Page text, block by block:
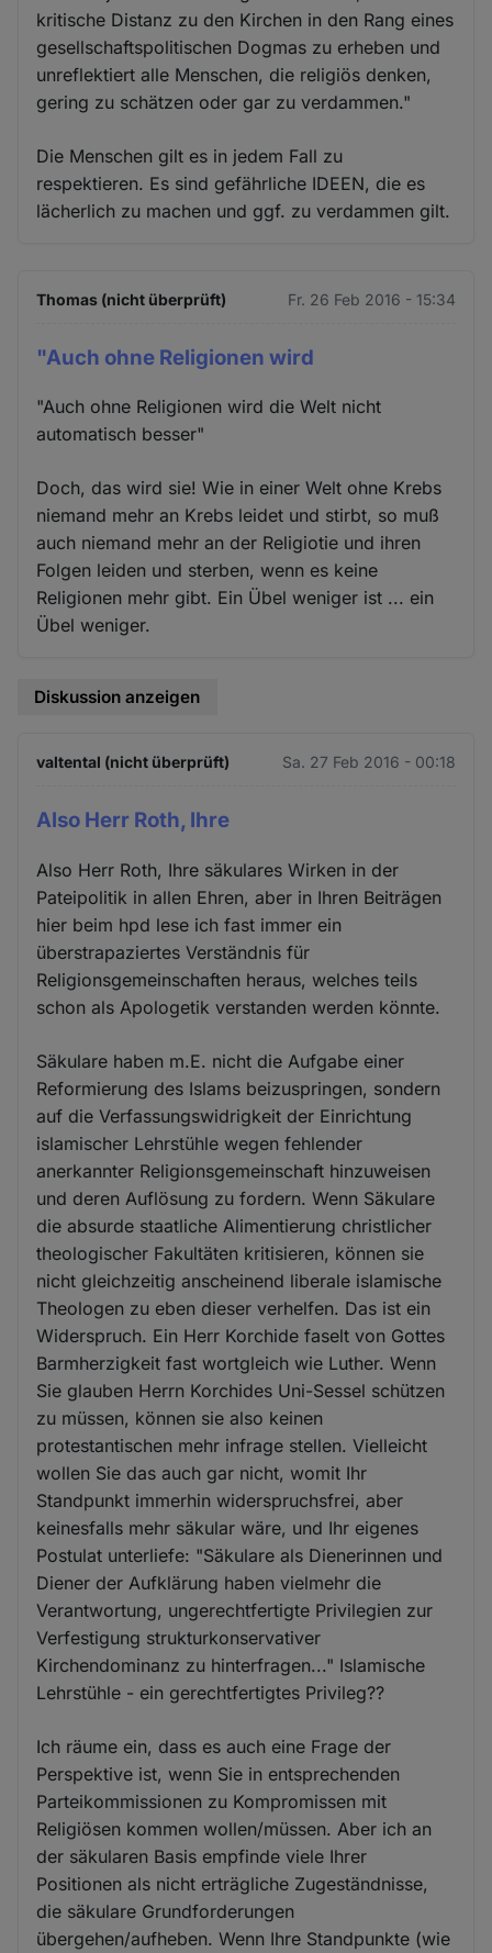
kritische Distanz zu den Kirchen in den Rang eines
gesellschaftspolitischen Dogmas zu erheben und
unreflektiert alle Menschen, die religiös denken,
gering zu schätzen oder gar zu verdammen."
Die Menschen gilt es in jedem Fall zu
respektieren. Es sind gefährliche IDEEN, die es
lächerlich zu machen und ggf. zu verdammen gilt.
Thomas (nicht überprüft) Fr. 26 Feb 2016 - 15:34
"Auch ohne Religionen wird
"Auch ohne Religionen wird die Welt nicht
automatisch besser"
Doch, das wird sie! Wie in einer Welt ohne Krebs
niemand mehr an Krebs leidet und stirbt, so muß
auch niemand mehr an der Religiotie und ihren
Folgen leiden und sterben, wenn es keine
Religionen mehr gibt. Ein Übel weniger ist ... ein
Übel weniger.
Diskussion anzeigen
valtental (nicht überprüft) Sa. 27 Feb 2016 - 00:18
Also Herr Roth, Ihre
Also Herr Roth, Ihre säkulares Wirken in der
Pateipolitik in allen Ehren, aber in Ihren Beiträgen
hier beim hpd lese ich fast immer ein
überstrapaziertes Verständnis für
Religionsgemeinschaften heraus, welches teils
schon als Apologetik verstanden werden könnte.
Säkulare haben m.E. nicht die Aufgabe einer
Reformierung des Islams beizuspringen, sondern
auf die Verfassungswidrigkeit der Einrichtung
islamischer Lehrstühle wegen fehlender
anerkannter Religionsgemeinschaft hinzuweisen
und deren Auflösung zu fordern. Wenn Säkulare
die absurde staatliche Alimentierung christlicher
theologischer Fakultäten kritisieren, können sie
nicht gleichzeitig anscheinend liberale islamische
Theologen zu eben dieser verhelfen. Das ist ein
Widerspruch. Ein Herr Korchide faselt von Gottes
Barmherzigkeit fast wortgleich wie Luther. Wenn
Sie glauben Herrn Korchides Uni-Sessel schützen
zu müssen, können sie also keinen
protestantischen mehr infrage stellen. Vielleicht
wollen Sie das auch gar nicht, womit Ihr
Standpunkt immerhin widerspruchsfrei, aber
keinesfalls mehr säkular wäre, und Ihr eigenes
Postulat unterliefe: "Säkulare als Dienerinnen und
Diener der Aufklärung haben vielmehr die
Verantwortung, ungerechtfertigte Privilegien zur
Verfestigung strukturkonservativer
Kirchendominanz zu hinterfragen..." Islamische
Lehrstühle - ein gerechtfertigtes Privileg??
Ich räume ein, dass es auch eine Frage der
Perspektive ist, wenn Sie in entsprechenden
Parteikommissionen zu Kompromissen mit
Religiösen kommen wollen/müssen. Aber ich an
der säkularen Basis empfinde viele Ihrer
Positionen als nicht erträgliche Zugeständnisse,
die säkulare Grundforderungen
übergehen/aufheben. Wenn Ihre Standpunkte (wie